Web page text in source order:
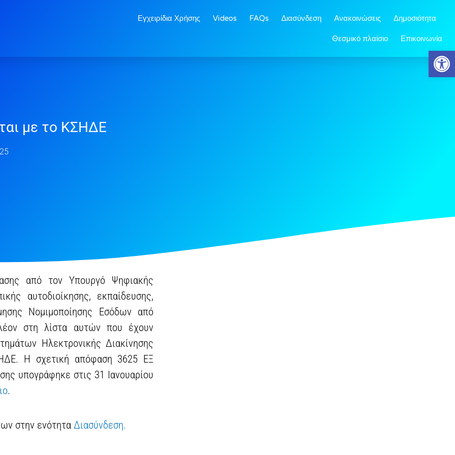
Εγχειρίδια Χρήσης Videos FAQs Διασύνδεση Ανακοινώσεις Δημοσιότητα
Θεσμικό πλαίσιο Επικοινωνία
με το ΚΣΗΔΕ
από τον Υπουργό Ψηφιακής
αυτοδιοίκησης, εκπαίδευσης,
Νομιμοποίησης Εσόδων από
στη λίστα αυτών που έχουν
Ηλεκτρονικής Διακίνησης
Η σχετική απόφαση 3625 ΕΞ
υπογράφηκε στις 31 Ιανουαρίου
.
στην ενότητα Διασύνδεση.